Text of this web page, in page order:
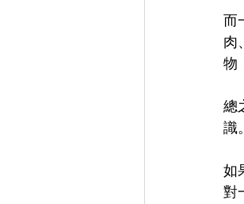
而
肉
物
總
識。
如
對